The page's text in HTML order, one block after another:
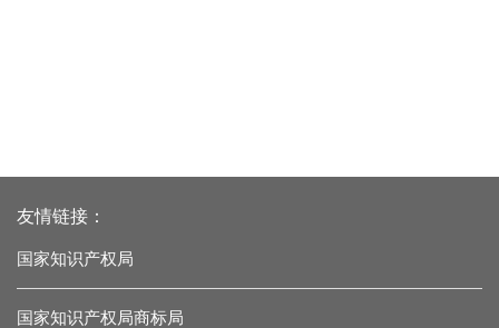
友情链接：
国家知识产权局
国家知识产权局商标局